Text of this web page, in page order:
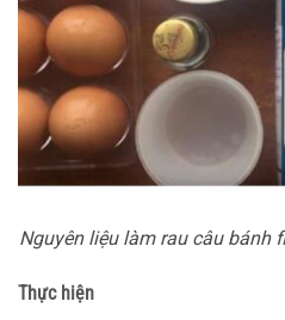
Nguyên liệu làm rau câu bánh
Thực hiện